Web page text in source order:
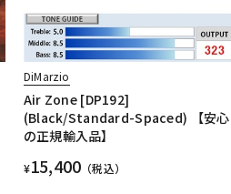
DiMarzio
Air Zone [DP192]
(Black/Standard-Spaced) 【安心
の正規輸入品】
¥15,400 （税込）